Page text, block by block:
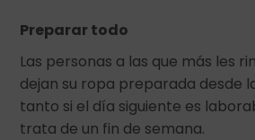
Preparar todo
Las personas a las que más les
dejan su ropa preparada desde
tanto si el día siguiente es
trata de un fin de semana.